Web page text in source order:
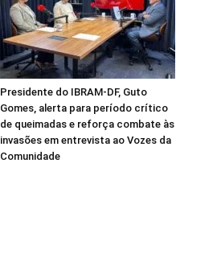
Presidente do IBRAM-DF, Guto
Gomes, alerta para período crítico
de queimadas e reforça combate às
invasões em entrevista ao Vozes da
Comunidade